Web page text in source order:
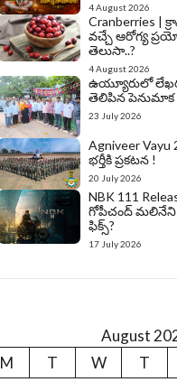
4 August 2026
Cranberries |
వచ్చే ఆరోగ్య
తెలుసా..?
4 August 2026
ఉయ్యూరులో
తెలిపిన పెనుమాక
23 July 2026
Agniveer Vayu
భర్తీకి ప్రకటన !
20 July 2026
NBK 111
గోపీచంద్ మలినేని
ఫిక్స్?
17 July 2026
August
M
T W T